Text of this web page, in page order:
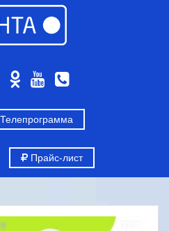
Телепрограмма
Прайс-лист